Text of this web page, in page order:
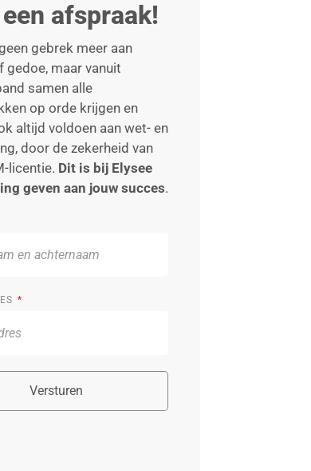
afspraak!
gebrek meer aan
gedoe, maar vanuit
samen alle
op orde krijgen en
altijd voldoen aan wet- en
door de zekerheid van
licentie. Dit is bij Elysee
geven aan jouw succes.
Versturen